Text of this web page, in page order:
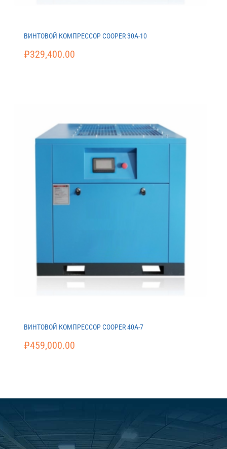
ВИНТОВОЙ КОМПРЕССОР COOPER 30A-10
₽329,400.00
ВИНТОВОЙ КОМПРЕССОР COOPER 40A-7
₽459,000.00